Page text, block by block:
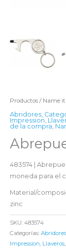
Productos / Name it
Abridores,
Impression,
de la compra,
483574 |
moneda para el
Material/
zinc
SKU: 483574
Categorías: Abridores
Impression, Llaveros,